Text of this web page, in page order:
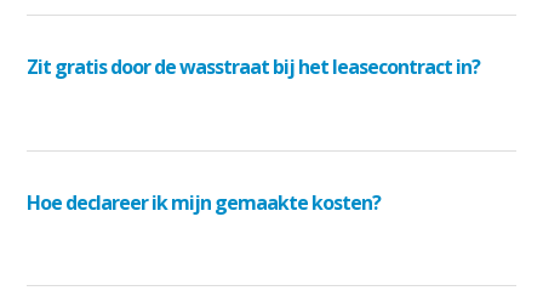
Zit gratis door de wasstraat bij het leasecontract in?
Hoe declareer ik mijn gemaakte kosten?